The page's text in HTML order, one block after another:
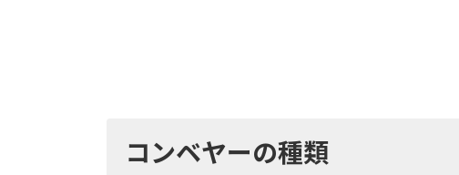
コンベヤーの種類